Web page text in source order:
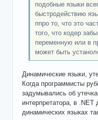
подобные языки
быстродействию
ппро то, что это
того, что кодер
переменную или в
может быть
Динамические языки,
Когда программисты
задумывались об
интерпретатора, в
динамических языках